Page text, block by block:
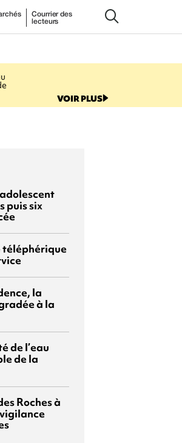
Courrier des
lecteurs
VOIR PLUS
puis six
téléphérique
la
à la
de l’eau
de la
Roches à